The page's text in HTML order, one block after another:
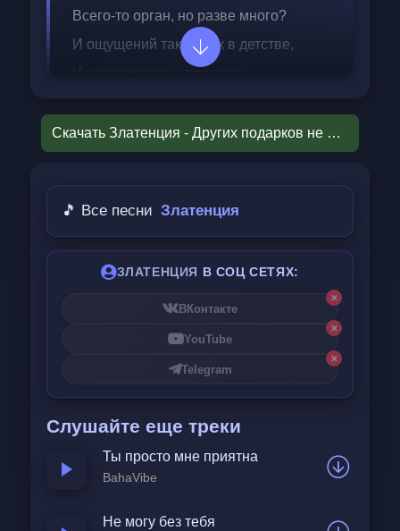
Всего-то орган, но разве много?
И ощущений таких, как в детстве,
Зима — это самое время года,
Где преступление — быть свободной.
Предусмотрела двоих природа,
Чтоб не скучали под небосводом.
Хочу снежинки ловить губами,
12 ровно под бой курантов
Я обязательно загадаю
Тебя в коробке с огромным бантом,
Скачать Златенция - Других подарков не принимаю.mp3
🎵 Все песни Златенция
ЗЛАТЕНЦИЯ В СОЦ СЕТЯХ:
ВКонтакте
✕
YouTube
✕
Telegram
✕
Слушайте еще треки
Ты просто мне приятна
BahaVibe
Не могу без тебя